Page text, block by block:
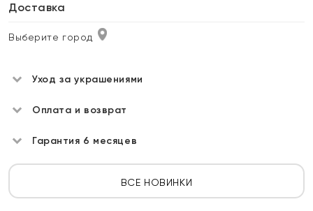
Доставка
Выберите город
Уход за украшениями
Оплата и возврат
Гарантия 6 месяцев
ВСЕ НОВИНКИ